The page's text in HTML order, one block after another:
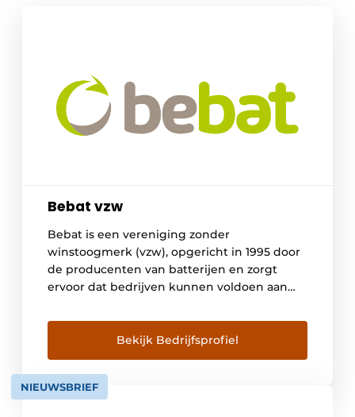
Bebat vzw
Bebat is een vereniging zonder
winstoogmerk (vzw), opgericht in 1995 door
de producenten van batterijen en zorgt
ervoor dat bedrijven kunnen voldoen aan
geeft gebruikte batterijen een nieuw leven
en behoort tot de wereldtop voor de
inzameling van batterijen. In onze meer dan
24.000 inzamelpunten kunnen gebruikte
batterijen gratis en gemakkelijk […]
Bekijk Bedrijfsprofiel
NIEUWSBRIEF